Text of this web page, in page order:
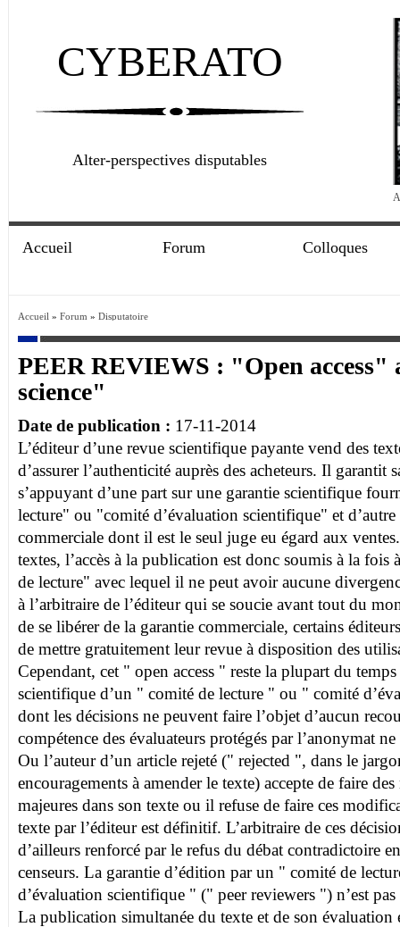
CYBERATO
Alter-perspectives disputables
Accueil Forum Colloques
Accueil » Forum » Disputatoire
PEER REVIEWS : "Open access"
science"
Date de publication : 17-11-2014
L’éditeur d’une revue scientifique payante vend des
d’assurer l’authenticité auprès des acheteurs. Il garantit
s’appuyant d’une part sur une garantie scientifique
lecture" ou "comité d’évaluation scientifique" et
commerciale dont il est le seul juge eu égard aux
textes, l’accès à la publication est donc soumis à la fois
de lecture" avec lequel il ne peut avoir aucune
à l’arbitraire de l’éditeur qui se soucie avant tout du
de se libérer de la garantie commerciale, certains
de mettre gratuitement leur revue à disposition des
Cependant, cet " open access " reste la plupart du
scientifique d’un " comité de lecture " ou " comité
dont les décisions ne peuvent faire l’objet d’aucun
compétence des évaluateurs protégés par l’anonymat
Ou l’auteur d’un article rejeté (" rejected ", dans le
encouragements à amender le texte) accepte de faire
majeures dans son texte ou il refuse de faire ces
texte par l’éditeur est définitif. L’arbitraire de ces
d’ailleurs renforcé par le refus du débat contradictoire
censeurs. La garantie d’édition par un " comité de
d’évaluation scientifique " (" peer reviewers ") n’est
La publication simultanée du texte et de son évaluation